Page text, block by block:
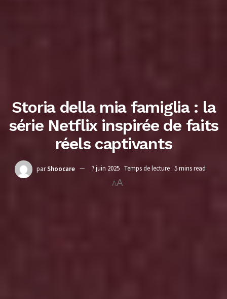
Storia della mia famiglia : la
série Netflix inspirée de faits
réels captivants
parShoocare 7 juin 2025 Temps de lecture : 5 mins read
AA